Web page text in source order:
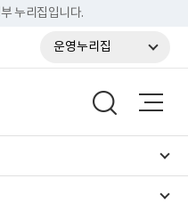
누리집입니다.
운영누리집